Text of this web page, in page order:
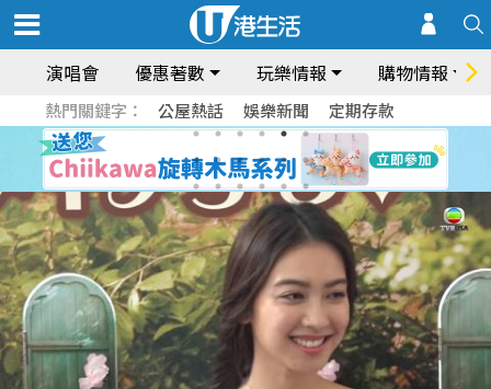
演唱會 優惠著數 玩樂情報 購物情報
熱門關鍵字： 公屋熱話 娛樂新聞 定期存款